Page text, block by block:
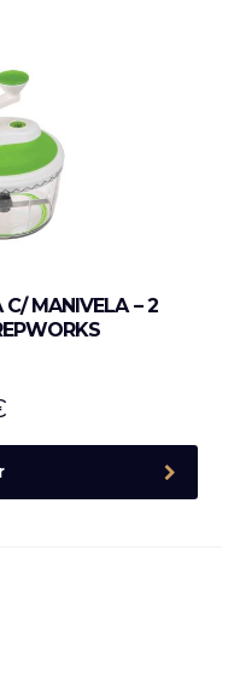
MANIVELA – 2